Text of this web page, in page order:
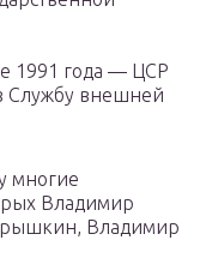
1991 года — ЦСР
Службу внешней
многие
Владимир
Владимир